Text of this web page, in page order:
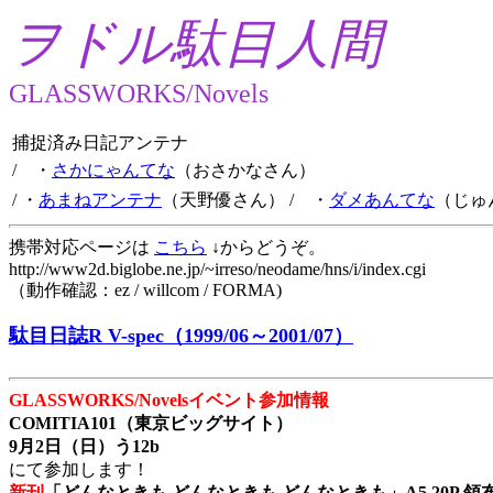
ヲドル駄目人間
GLASSWORKS/Novels
捕捉済み日記アンテナ
/ ・ さかにゃんてな （おさかなさん）
/ ・ あまねアンテナ （天野優さん） / ・ ダメあんてな （じ
携帯対応ページは こちら ↓からどうぞ。
http://www2d.biglobe.ne.jp/~irreso/neodame/hns/i/index.cgi
（動作確認：ez / willcom / FORMA)
駄目日誌R V-spec（1999/06～2001/07）
GLASSWORKS/Novelsイベント参加情報
COMITIA101（東京ビッグサイト）
9月2日（日）う12b
にて参加します！